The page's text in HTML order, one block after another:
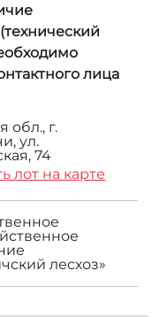
лица
обл., г.
ул.
74
лот на карте
лесхоз»